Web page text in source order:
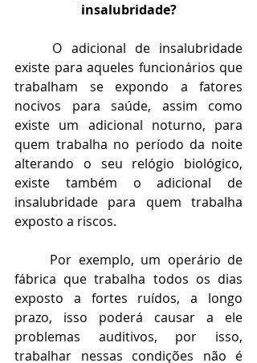
insalubridade?
existe para aqueles funcionários que
trabalham se expondo a fatores
nocivos para saúde, assim como
existe um adicional noturno, para
quem trabalha no período da noite
alterando o seu relógio biológico,
existe também o adicional de
insalubridade para quem trabalha
exposto a riscos.
fábrica que trabalha todos os dias
exposto a fortes ruídos, a longo
prazo, isso poderá causar a ele
problemas auditivos, por isso,
trabalhar nessas condições não é